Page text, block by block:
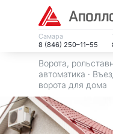
Самара
8 (846) 250–11–55
Ворота,
автоматика ·
ворота для дома